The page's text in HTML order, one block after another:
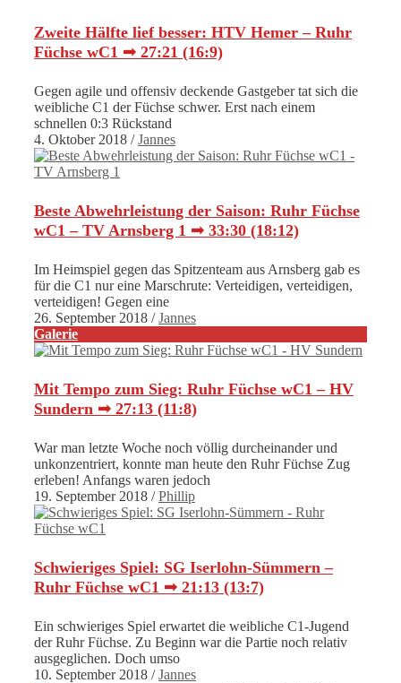
Zweite Hälfte lief besser: HTV Hemer – Ruhr
Füchse wC1 ➟ 27:21 (16:9)
Gegen agile und offensiv deckende Gastgeber tat sich die
weibliche C1 der Füchse schwer. Erst nach einem
schnellen 0:3 Rückstand
4. Oktober 2018 /Jannes
Beste Abwehrleistung der Saison: Ruhr Füchse
wC1 – TV Arnsberg 1 ➟ 33:30 (18:12)
Im Heimspiel gegen das Spitzenteam aus Arnsberg gab es
für die C1 nur eine Marschrute: Verteidigen, verteidigen,
verteidigen! Gegen eine
26. September 2018 /Jannes
Galerie
Mit Tempo zum Sieg: Ruhr Füchse wC1 – HV
Sundern ➟ 27:13 (11:8)
War man letzte Woche noch völlig durcheinander und
unkonzentriert, konnte man heute den Ruhr Füchse Zug
erleben! Anfangs waren jedoch
19. September 2018 /Phillip
Schwieriges Spiel: SG Iserlohn-Sümmern –
Ruhr Füchse wC1 ➟ 21:13 (13:7)
Ein schwieriges Spiel erwartet die weibliche C1-Jugend
der Ruhr Füchse. Zu Beginn war die Partie noch relativ
ausgeglichen. Doch umso
10. September 2018 /Jannes